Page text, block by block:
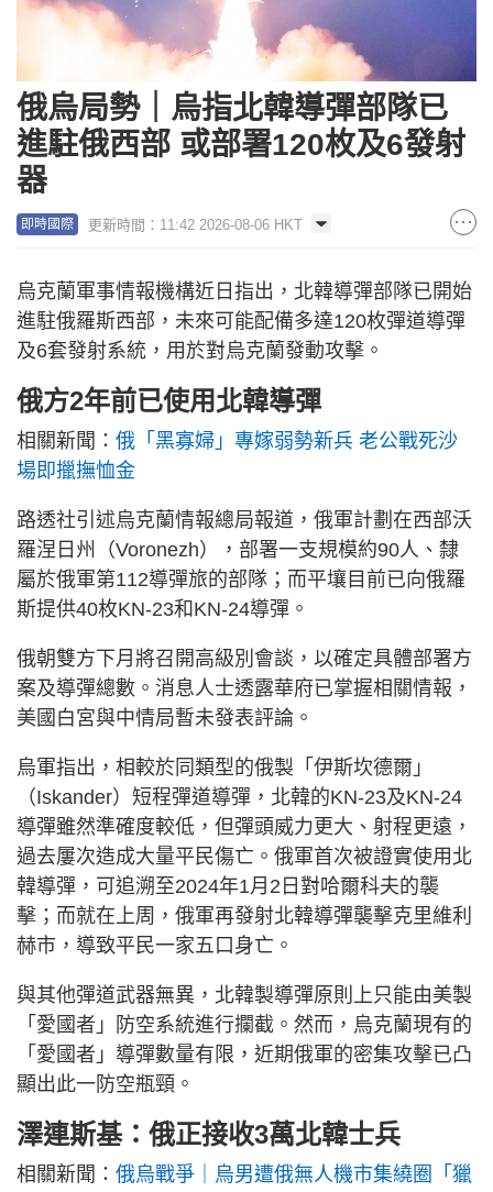
俄烏局勢｜烏指北韓導彈部隊已
進駐俄西部 或部署120枚及6發射
器
即時國際 更新時間：11:42 2026-08-06 HKT
烏克蘭軍事情報機構近日指出，北韓導彈部隊已開始
進駐俄羅斯西部，未來可能配備多達120枚彈道導彈
及6套發射系統，用於對烏克蘭發動攻擊。
俄方2年前已使用北韓導彈
相關新聞： 俄「黑寡婦」專嫁弱勢新兵 老公戰死沙
場即擸撫恤金
路透社引述烏克蘭情報總局報道，俄軍計劃在西部沃
羅涅日州（Voronezh），部署一支規模約90人、隸
屬於俄軍第112導彈旅的部隊；而平壤目前已向俄羅
斯提供40枚KN-23和KN-24導彈。
俄朝雙方下月將召開高級別會談，以確定具體部署方
案及導彈總數。消息人士透露華府已掌握相關情報，
美國白宮與中情局暫未發表評論。
烏軍指出，相較於同類型的俄製「伊斯坎德爾」
（Iskander）短程彈道導彈，北韓的KN-23及KN-24
導彈雖然準確度較低，但彈頭威力更大、射程更遠，
過去屢次造成大量平民傷亡。俄軍首次被證實使用北
韓導彈，可追溯至2024年1月2日對哈爾科夫的襲
擊；而就在上周，俄軍再發射北韓導彈襲擊克里維利
赫市，導致平民一家五口身亡。
與其他彈道武器無異，北韓製導彈原則上只能由美製
「愛國者」防空系統進行攔截。然而，烏克蘭現有的
「愛國者」導彈數量有限，近期俄軍的密集攻擊已凸
顯出此一防空瓶頸。
澤連斯基：俄正接收3萬北韓士兵
相關新聞： 俄烏戰爭｜烏男遭俄無人機市集繞圈「獵